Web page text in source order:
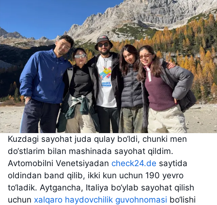
Kuzdagi sayohat juda qulay bo‘ldi, chunki men
do‘stlarim bilan mashinada sayohat qildim.
Avtomobilni Venetsiyadan check24.de saytida
oldindan band qilib, ikki kun uchun 190 yevro
to‘ladik. Aytgancha, Italiya bo‘ylab sayohat qilish
uchun xalqaro haydovchilik guvohnomasi bo‘lishi